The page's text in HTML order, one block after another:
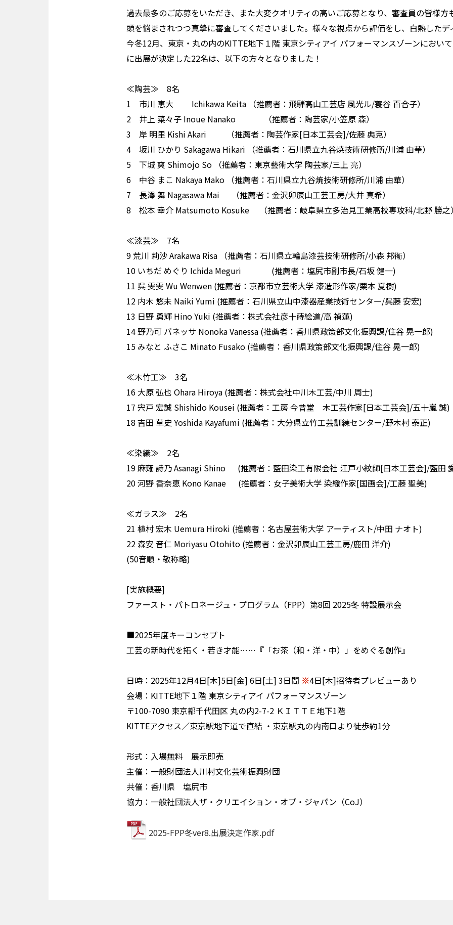
過去最多のご応募をいただき、また大変クオリティの高いご応募となり、審査員の皆様方
頭を悩まされつつ真摯に審査してくださいました。様々な視点から評価をし、白熱した
今冬12月、東京・丸の内のKITTE地下１階 東京シティアイ パフォーマンスゾーンにおい
に出展が決定した22名は、以下の方々となりました！
≪陶芸≫ 8名
1 市川 恵大 Ichikawa Keita （推薦者：飛騨高山工芸店 風光ル/蓑谷 百合子）
2 井上 菜々子 Inoue Nanako （推薦者：陶芸家/小笠原 森）
3 岸 明里 Kishi Akari （推薦者：陶芸作家[日本工芸会]/佐藤 典克）
4 坂川 ひかり Sakagawa Hikari （推薦者：石川県立九谷焼技術研修所/川浦 由華）
5 下城 爽 Shimojo So （推薦者：東京藝術大学 陶芸家/三上 亮）
6 中谷 まこ Nakaya Mako （推薦者：石川県立九谷焼技術研修所/川浦 由華）
7 長澤 舞 Nagasawa Mai （推薦者：金沢卯辰山工芸工房/大井 真希）
8 松本 幸介 Matsumoto Kosuke （推薦者：岐阜県立多治見工業高校専攻科/北野 勝之
≪漆芸≫ 7名
9 荒川 莉沙 Arakawa Risa （推薦者：石川県立輪島漆芸技術研修所/小森 邦衞）
10 いちだ めぐり Ichida Meguri (推薦者：塩尻市副市長/石坂 健一)
11 呉 雯雯 Wu Wenwen (推薦者：京都市立芸術大学 漆造形作家/栗本 夏樹)
12 内木 悠未 Naiki Yumi (推薦者：石川県立山中漆器産業技術センター/呉藤 安宏)
13 日野 勇輝 Hino Yuki (推薦者：株式会社彦十蒔絵道/高 禎蓮)
14 野乃可 バネッサ Nonoka Vanessa (推薦者：香川県政策部文化振興課/住谷 晃一郎)
15 みなと ふさこ Minato Fusako (推薦者：香川県政策部文化振興課/住谷 晃一郎)
≪木竹工≫ 3名
16 大原 弘也 Ohara Hiroya (推薦者：株式会社中川木工芸/中川 周士)
17 宍戸 宏誠 Shishido Kousei (推薦者：工房 今昔堂 木工芸作家[日本工芸会]/五十嵐 誠)
18 吉田 草史 Yoshida Kayafumi (推薦者：大分県立竹工芸訓練センター/野木村 泰正)
≪染織≫ 2名
19 麻薙 詩乃 Asanagi Shino (推薦者：藍田染工有限会社 江戸小紋師[日本工芸会]/藍田
20 河野 香奈恵 Kono Kanae (推薦者：女子美術大学 染織作家[国画会]/工藤 聖美)
≪ガラス≫ 2名
21 植村 宏木 Uemura Hiroki (推薦者：名古屋芸術大学 アーティスト/中田 ナオト)
22 森安 音仁 Moriyasu Otohito (推薦者：金沢卯辰山工芸工房/鹿田 洋介)
(50⾳順・敬称略)
[実施概要]
ファースト・パトロネージュ・プログラム（FPP）第8回 2025冬 特設展示会
■2025年度キーコンセプト
工芸の新時代を拓く・若き才能……『「お茶（和・洋・中）」をめぐる創作』
日時：2025年12月4日[木]5日[金] 6日[土] 3日間 ※4日[木]招待者プレビューあり
会場：KITTE地下１階 東京シティアイ パフォーマンスゾーン
〒100-7090 東京都千代田区 丸の内2-7-2 ＫＩＴＴＥ地下1階
KITTEアクセス／東京駅地下道で直結 ・東京駅丸の内南口より徒歩約1分
形式：入場無料 展示即売
主催：一般財団法人川村文化芸術振興財団
共催：香川県 塩尻市
協力：一般社団法人ザ・クリエイション・オブ・ジャパン（CoJ）
2025-FPP冬ver8.出展決定作家.pdf